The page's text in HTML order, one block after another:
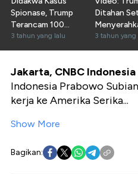
Spionase, Trump
Terancam 100
Tahun Penjara
3 tahun yang lalu
Ditahan
Ikuti
3 tahun yang
Jakarta, CNBC Indonesia
Indonesia Prabowo
kerja ke Amerika Serika...
Show More
Bagikan: